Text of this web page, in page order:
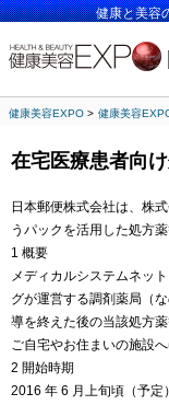
健康と美容
健康美容EXPO 健康美容
在宅医療患者向
日本郵便株式会社は、株
うパックを活用した処方
1 概要
メディカルシステムネッ
グが運営する調剤薬局（
導を終えた後の当該処方
ご自宅やお住まいの施設
2 開始時期
2016 年 6 月上旬頃（予定